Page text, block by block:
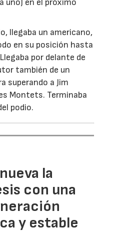
uno) en el próximo
llegaba un americano,
en su posición hasta
por delante de
también de un
superando a Jim
Montets. Terminaba
podio.
la
con una
y estable